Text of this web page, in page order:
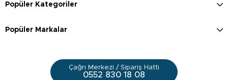
Popüler Kategoriler
Popüler Markalar
Çağrı Merkezi / Sipariş Hattı
0552 830 18 08